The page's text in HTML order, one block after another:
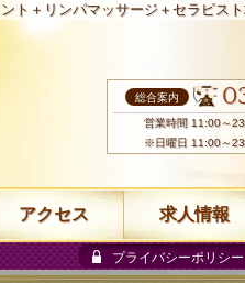
ト＋リンパマッサージ＋セラピスト
プライバシーポリシー
総合案内
営業時間 11:00～
※日曜日 11:00～
アクセス 求人情報